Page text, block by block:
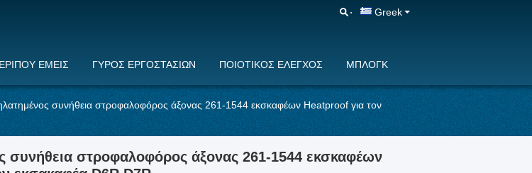
Greek
ΕΜΕΊΣ ΓΎΡΟΣ ΕΡΓΟΣΤΑΣΊΩΝ ΠΟΙΟΤΙΚΌΣ ΈΛΕΓΧΟΣ ΜΠΛΟΓΚ
συνήθεια στροφαλοφόρος άξονας 261-1544 εκσκαφέων Heatproof για τον
συνήθεια στροφαλοφόρος άξονας 261-1544 εκσκαφέων